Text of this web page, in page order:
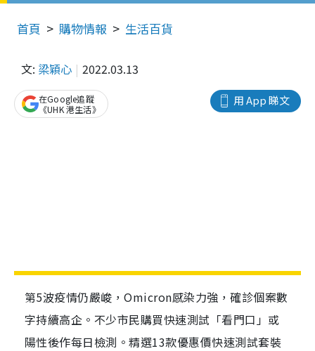
首頁 購物情報 生活百貨
文: 梁穎心 2022.03.13
用 App 睇文
在Google追蹤
《UHK 港生活》
第5波疫情仍嚴峻，Omicron感染力強，確診個案數
字持續高企。不少市民購買快速測試「看門口」或
陽性後作每日檢測。精選13款優惠價快速測試套裝